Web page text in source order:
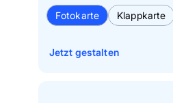
Fotokarte
Klappkarte
Jetzt gestalten